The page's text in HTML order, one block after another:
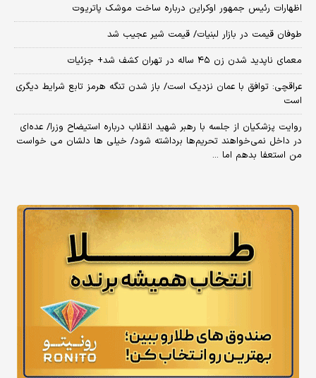
اظهارات رئیس جمهور اوکراین درباره ساخت موشک پاتریوت
طوفان قیمت در بازار لبنیات/ قیمت شیر عجیب شد
معمای ناپدید شدن زن ۴۵ ساله در تهران کشف شد+ جزئیات
عراقچی: توافق با عمان نزدیک است/ باز شدن تنگه هرمز تابع شرایط دیگری
است
روایت پزشکیان از جلسه با رهبر شهید انقلاب درباره استیضاح وزرا/ عده‌ای
در داخل نمی‌خواهند تحریم‌ها برداشته شود/ خیلی ها دلشان می خواست
من استعفا بدهم اما ...